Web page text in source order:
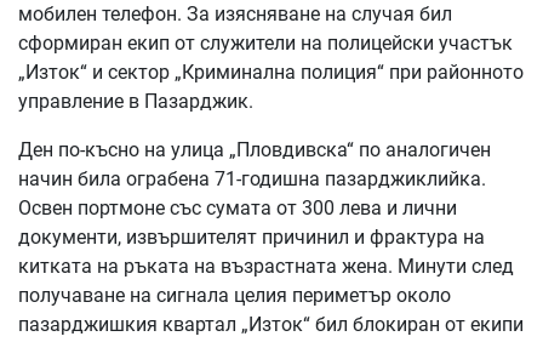
мобилен телефон. За изясняване на случая бил
сформиран екип от служители на полицейски участък
„Изток“ и сектор „Криминална полиция“ при районното
управление в Пазарджик.
Ден по-късно на улица „Пловдивска“ по аналогичен
начин била ограбена 71-годишна пазарджиклийка.
Освен портмоне със сумата от 300 лева и лични
документи, извършителят причинил и фрактура на
китката на ръката на възрастната жена. Минути след
получаване на сигнала целия периметър около
пазарджишкия квартал „Изток“ бил блокиран от екипи